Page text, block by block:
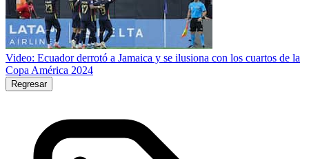
Video: Ecuador derrotó a Jamaica y se ilusiona con los cuartos de la
Copa América 2024
Regresar